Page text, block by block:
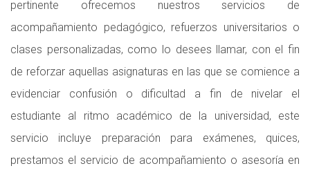
pertinente ofrecemos nuestros servicios de
acompañamiento pedagógico, refuerzos universitarios o
clases personalizadas, como lo desees llamar, con el fin
de reforzar aquellas asignaturas en las que se comience a
evidenciar confusión o dificultad a fin de nivelar el
estudiante al ritmo académico de la universidad, este
servicio incluye preparación para exámenes, quices,
prestamos el servicio de acompañamiento o asesoría en